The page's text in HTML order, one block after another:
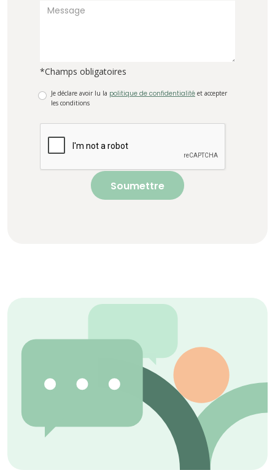
*Champs obligatoires
Je déclare avoir lu la politique de confidentialité et accepter
les conditions
Soumettre